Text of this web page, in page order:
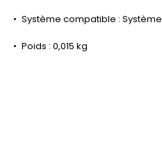
Système compatible : Système
Poids : 0,015 kg